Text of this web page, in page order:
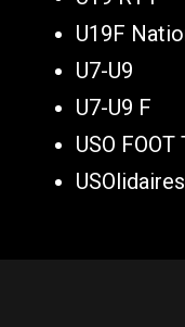
U19F
U7-U9
U7-U9 F
USO FOOT
USOlidaires